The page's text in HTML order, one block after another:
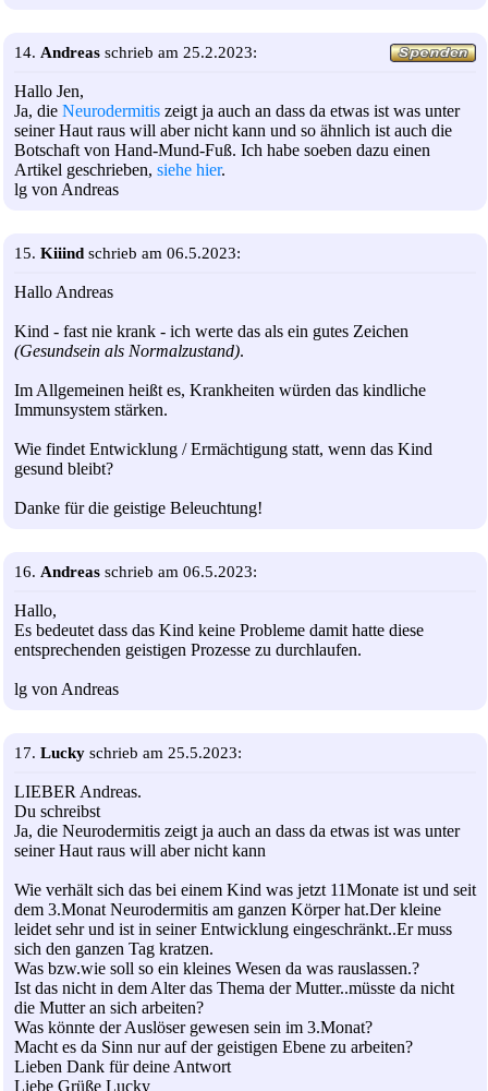
14. Andreas schrieb am 25.2.2023:
Hallo Jen,
Ja, die Neurodermitis zeigt ja auch an dass da etwas ist was unter
seiner Haut raus will aber nicht kann und so ähnlich ist auch die
Botschaft von Hand-Mund-Fuß. Ich habe soeben dazu einen
Artikel geschrieben, siehe hier.
lg von Andreas
15. Kiiind schrieb am 06.5.2023:
Hallo Andreas
Kind - fast nie krank - ich werte das als ein gutes Zeichen
(Gesundsein als Normalzustand).
Im Allgemeinen heißt es, Krankheiten würden das kindliche
Immunsystem stärken.
Wie findet Entwicklung / Ermächtigung statt, wenn das Kind
gesund bleibt?
Danke für die geistige Beleuchtung!
16. Andreas schrieb am 06.5.2023:
Hallo,
Es bedeutet dass das Kind keine Probleme damit hatte diese
entsprechenden geistigen Prozesse zu durchlaufen.
lg von Andreas
17. Lucky schrieb am 25.5.2023:
LIEBER Andreas.
Du schreibst
Ja, die Neurodermitis zeigt ja auch an dass da etwas ist was unter
seiner Haut raus will aber nicht kann
Wie verhält sich das bei einem Kind was jetzt 11Monate ist und seit
dem 3.Monat Neurodermitis am ganzen Körper hat.Der kleine
leidet sehr und ist in seiner Entwicklung eingeschränkt..Er muss
sich den ganzen Tag kratzen.
Was bzw.wie soll so ein kleines Wesen da was rauslassen.?
Ist das nicht in dem Alter das Thema der Mutter..müsste da nicht
die Mutter an sich arbeiten?
Was könnte der Auslöser gewesen sein im 3.Monat?
Macht es da Sinn nur auf der geistigen Ebene zu arbeiten?
Lieben Dank für deine Antwort
Liebe Grüße Lucky